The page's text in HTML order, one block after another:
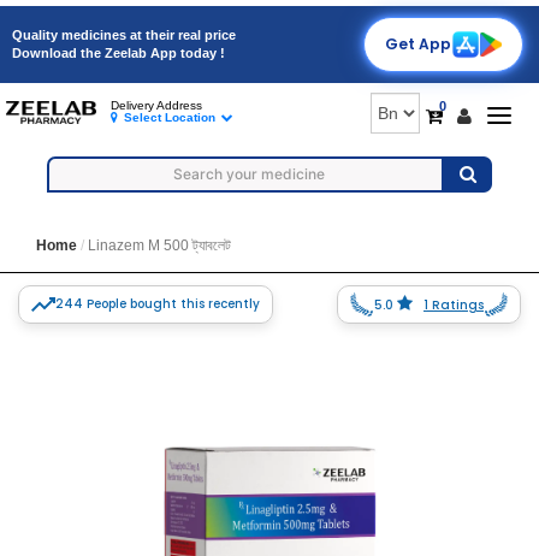
Quality medicines at their real price
Download the Zeelab App today !
Get App
0
Delivery Address
Select Location
Home Linazem M 500 ট্যাবলেট
244 People bought this recently 5.0 1 Ratings